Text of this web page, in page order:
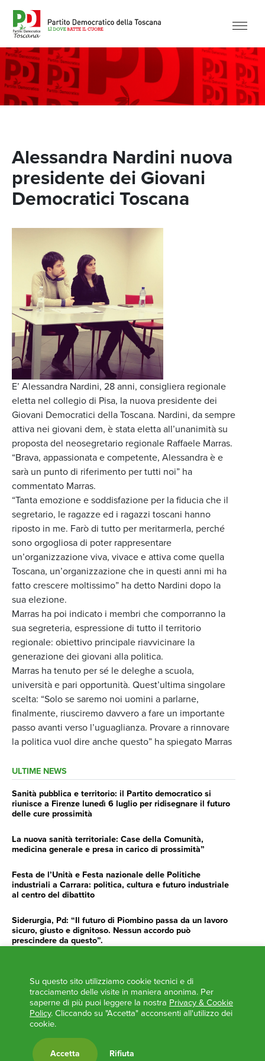
Alessandra Nardini nuova
presidente dei Giovani
Democratici Toscana
E’ Alessandra Nardini, 28 anni, consigliera regionale
eletta nel collegio di Pisa, la nuova presidente dei
Giovani Democratici della Toscana. Nardini, da sempre
attiva nei giovani dem, è stata eletta all’unanimità su
proposta del neosegretario regionale Raffaele Marras.
“Brava, appassionata e competente, Alessandra è e
sarà un punto di riferimento per tutti noi” ha
commentato Marras.
“Tanta emozione e soddisfazione per la fiducia che il
segretario, le ragazze ed i ragazzi toscani hanno
riposto in me. Farò di tutto per meritarmerla, perché
sono orgogliosa di poter rappresentare
un’organizzazione viva, vivace e attiva come quella
Toscana, un’organizzazione che in questi anni mi ha
fatto crescere moltissimo” ha detto Nardini dopo la
sua elezione.
Marras ha poi indicato i membri che comporranno la
sua segreteria, espressione di tutto il territorio
regionale: obiettivo principale riavvicinare la
generazione dei giovani alla politica.
Marras ha tenuto per sé le deleghe a scuola,
università e pari opportunità. Quest’ultima singolare
scelta: “Solo se saremo noi uomini a parlarne,
finalmente, riusciremo davvero a fare un importante
passo avanti verso l’uguaglianza. Provare a rinnovare
la politica vuol dire anche questo” ha spiegato Marras
ULTIME NEWS
Sanità pubblica e territorio: il Partito democratico si
riunisce a Firenze lunedì 6 luglio per ridisegnare il futuro
delle cure prossimità
La nuova sanità territoriale: Case della Comunità,
medicina generale e presa in carico di prossimità”
Festa de l’Unità e Festa nazionale delle Politiche
industriali a Carrara: politica, cultura e futuro industriale
al centro del dibattito
Siderurgia, Pd: “Il futuro di Piombino passa da un lavoro
sicuro, giusto e dignitoso. Nessun accordo può
prescindere da questo”.
impegno e determinazione delle istituzioni”
AGENDA
‘ANCORA UNA VOLTA LA TOSCANA TRACCIA LA
L’ITALIA BOCCIATA DALL’UE
Su questo sito utilizziamo cookie tecnici e di
tracciamento delle visite in maniera anonima. Per
saperne di più puoi leggere la nostra Privacy & Cookie
Policy. Cliccando su "Accetta" acconsenti all'utilizzo dei
cookie.
Accetta Rifiuta